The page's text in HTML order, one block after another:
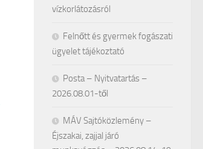
vízkorlátozásról
Felnőtt és gyermek fogászati
ügyelet tájékoztató
Posta – Nyitvatartás –
2026.08.01-től
MÁV Sajtóközlemény –
Éjszakai, zajjal járó